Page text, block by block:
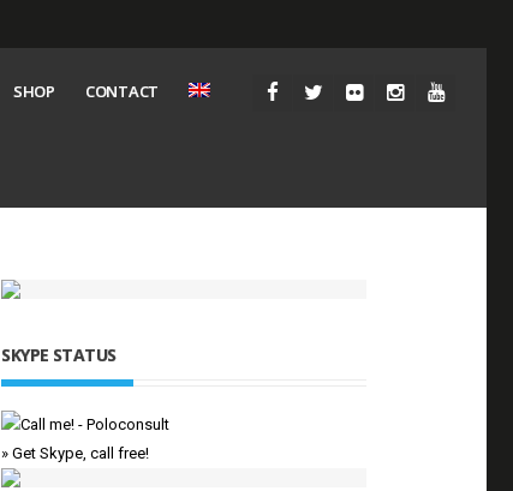
SHOP CONTACT
SKYPE STATUS
» Get Skype, call free!